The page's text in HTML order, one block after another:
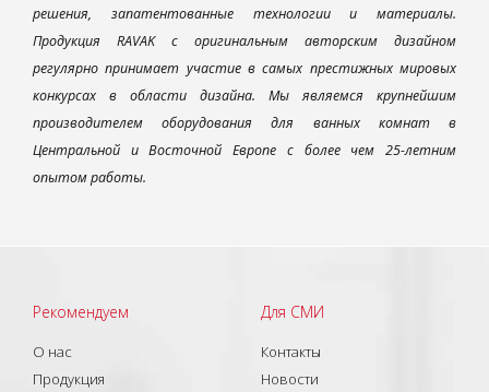
решения, запатентованные технологии и материалы.
Продукция RAVAK с оригинальным авторским дизайном
регулярно принимает участие в самых престижных мировых
конкурсах в области дизайна. Мы являемся крупнейшим
производителем оборудования для ванных комнат в
Центральной и Восточной Европе с более чем 25-летним
опытом работы.
Рекомендуем
О нас
Продукция
Для СМИ
Контакты
Новости